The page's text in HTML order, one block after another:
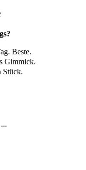
Beste.
Gimmick.
Stück.